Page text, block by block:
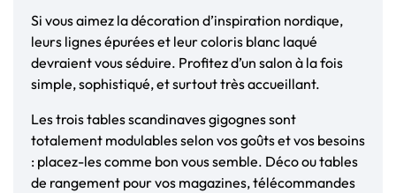
Si vous aimez la décoration d’inspiration nordique,
leurs lignes épurées et leur coloris blanc laqué
devraient vous séduire. Profitez d’un salon à la fois
simple, sophistiqué, et surtout très accueillant.
Les trois tables scandinaves gigognes sont
totalement modulables selon vos goûts et vos besoins
: placez-les comme bon vous semble. Déco ou tables
de rangement pour vos magazines, télécommandes